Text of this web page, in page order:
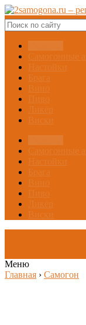
Самогонные
Настойки
Брага
Вино
Пиво
Ликёр
Виски
Самогонные
Настойки
Брага
Вино
Пиво
Ликёр
Виски
Меню
Главная › Самогон